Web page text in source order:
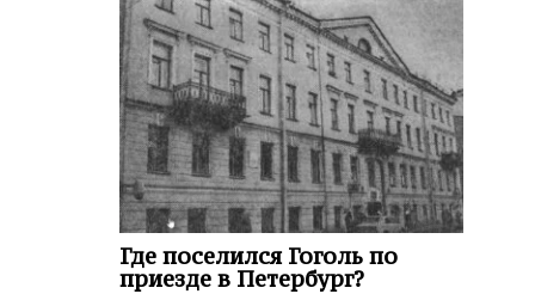
Где поселился Гоголь по
приезде в Петербург?